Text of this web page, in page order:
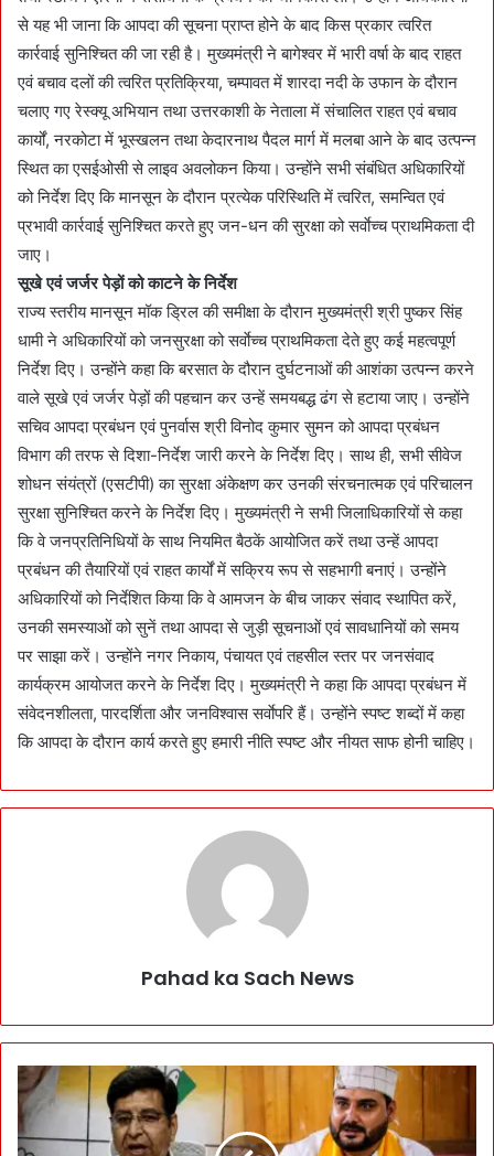
से यह भी जाना कि आपदा की सूचना प्राप्त होने के बाद किस प्रकार त्वरित
कार्रवाई सुनिश्चित की जा रही है। मुख्यमंत्री ने बागेश्वर में भारी वर्षा के बाद राहत
एवं बचाव दलों की त्वरित प्रतिक्रिया, चम्पावत में शारदा नदी के उफान के दौरान
चलाए गए रेस्क्यू अभियान तथा उत्तरकाशी के नेताला में संचालित राहत एवं बचाव
कार्यों, नरकोटा में भूस्खलन तथा केदारनाथ पैदल मार्ग में मलबा आने के बाद उत्पन्न
स्थित का एसईओसी से लाइव अवलोकन किया। उन्होंने सभी संबंधित अधिकारियों
को निर्देश दिए कि मानसून के दौरान प्रत्येक परिस्थिति में त्वरित, समन्वित एवं
प्रभावी कार्रवाई सुनिश्चित करते हुए जन-धन की सुरक्षा को सर्वाेच्च प्राथमिकता दी
जाए।
सूखे एवं जर्जर पेड़ों को काटने के निर्देश
राज्य स्तरीय मानसून मॉक ड्रिल की समीक्षा के दौरान मुख्यमंत्री श्री पुष्कर सिंह
धामी ने अधिकारियों को जनसुरक्षा को सर्वाेच्च प्राथमिकता देते हुए कई महत्वपूर्ण
निर्देश दिए। उन्होंने कहा कि बरसात के दौरान दुर्घटनाओं की आशंका उत्पन्न करने
वाले सूखे एवं जर्जर पेड़ों की पहचान कर उन्हें समयबद्ध ढंग से हटाया जाए। उन्होंने
सचिव आपदा प्रबंधन एवं पुनर्वास श्री विनोद कुमार सुमन को आपदा प्रबंधन
विभाग की तरफ से दिशा-निर्देश जारी करने के निर्देश दिए। साथ ही, सभी सीवेज
शोधन संयंत्रों (एसटीपी) का सुरक्षा अंकेक्षण कर उनकी संरचनात्मक एवं परिचालन
सुरक्षा सुनिश्चित करने के निर्देश दिए। मुख्यमंत्री ने सभी जिलाधिकारियों से कहा
कि वे जनप्रतिनिधियों के साथ नियमित बैठकें आयोजित करें तथा उन्हें आपदा
प्रबंधन की तैयारियों एवं राहत कार्यों में सक्रिय रूप से सहभागी बनाएं। उन्होंने
अधिकारियों को निर्देशित किया कि वे आमजन के बीच जाकर संवाद स्थापित करें,
उनकी समस्याओं को सुनें तथा आपदा से जुड़ी सूचनाओं एवं सावधानियों को समय
पर साझा करें। उन्होंने नगर निकाय, पंचायत एवं तहसील स्तर पर जनसंवाद
कार्यक्रम आयोजत करने के निर्देश दिए। मुख्यमंत्री ने कहा कि आपदा प्रबंधन में
संवेदनशीलता, पारदर्शिता और जनविश्वास सर्वाेपरि हैं। उन्होंने स्पष्ट शब्दों में कहा
कि आपदा के दौरान कार्य करते हुए हमारी नीति स्पष्ट और नीयत साफ होनी चाहिए।
Pahad ka Sach News